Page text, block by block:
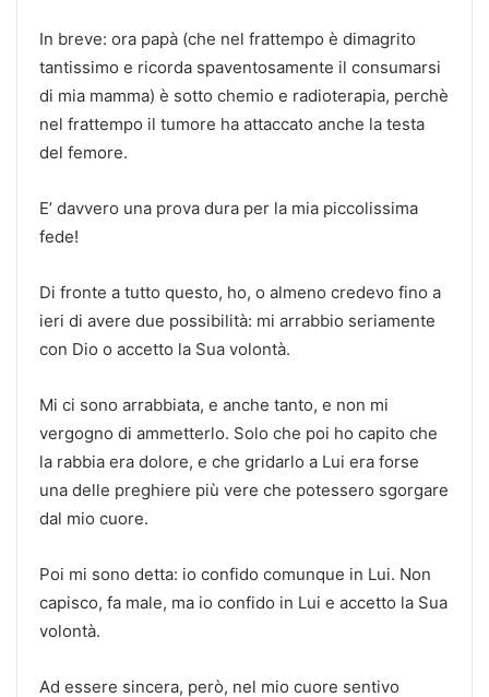
In breve: ora papà (che nel frattempo è dimagrito
tantissimo e ricorda spaventosamente il consumarsi
di mia mamma) è sotto chemio e radioterapia, perchè
nel frattempo il tumore ha attaccato anche la testa
del femore.
E’ davvero una prova dura per la mia piccolissima
fede!
Di fronte a tutto questo, ho, o almeno credevo fino a
ieri di avere due possibilità: mi arrabbio seriamente
con Dio o accetto la Sua volontà.
Mi ci sono arrabbiata, e anche tanto, e non mi
vergogno di ammetterlo. Solo che poi ho capito che
la rabbia era dolore, e che gridarlo a Lui era forse
una delle preghiere più vere che potessero sgorgare
dal mio cuore.
Poi mi sono detta: io confido comunque in Lui. Non
capisco, fa male, ma io confido in Lui e accetto la Sua
volontà.
Ad essere sincera, però, nel mio cuore sentivo